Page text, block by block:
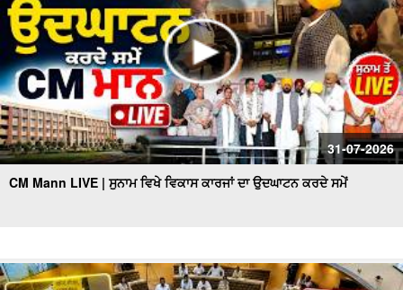
31-07-2026
CM Mann LIVE | ਸੁਨਾਮ ਵਿਖੇ ਵਿਕਾਸ ਕਾਰਜਾਂ ਦਾ ਉਦਘਾਟਨ ਕਰਦੇ ਸਮੇਂ